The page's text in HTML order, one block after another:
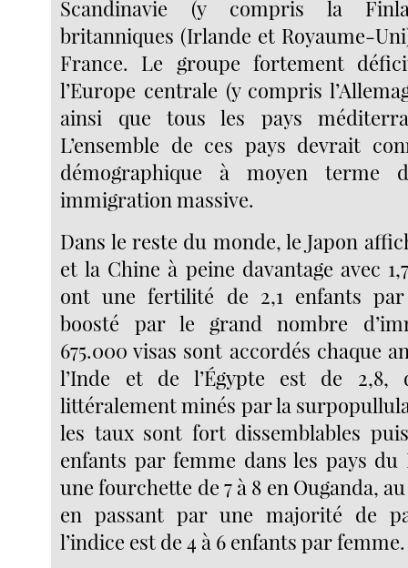
Scandinavie (y compris la
britanniques (Irlande et Royaume-
France. Le groupe fortement
l’Europe centrale (y compris
ainsi que tous les pays
L’ensemble de ces pays devrait
démographique à moyen terme
immigration massive.
Dans le reste du monde, le Japon
et la Chine à peine davantage avec
ont une fertilité de 2,1 enfants
boosté par le grand nombre
675.000 visas sont accordés chaque
l’Inde et de l’Égypte est de 2,8,
littéralement minés par la
les taux sont fort dissemblables
enfants par femme dans les pays du
une fourchette de 7 à 8 en Ouganda,
en passant par une majorité de
l’indice est de 4 à 6 enfants par femme.